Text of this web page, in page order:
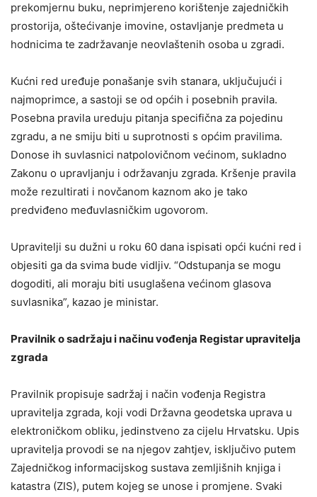
prekomjernu buku, neprimjereno korištenje zajedničkih
prostorija, oštećivanje imovine, ostavljanje predmeta u
hodnicima te zadržavanje neovlaštenih osoba u zgradi.
Kućni red uređuje ponašanje svih stanara, uključujući i
najmoprimce, a sastoji se od općih i posebnih pravila.
Posebna pravila ureduju pitanja specifična za pojedinu
zgradu, a ne smiju biti u suprotnosti s općim pravilima.
Donose ih suvlasnici natpolovičnom većinom, sukladno
Zakonu o upravljanju i održavanju zgrada. Kršenje pravila
može rezultirati i novčanom kaznom ako je tako
predviđeno međuvlasničkim ugovorom.
Upravitelji su dužni u roku 60 dana ispisati opći kućni red i
objesiti ga da svima bude vidljiv. “Odstupanja se mogu
dogoditi, ali moraju biti usuglašena većinom glasova
suvlasnika”, kazao je ministar.
Pravilnik o sadržaju i načinu vođenja Registar upravitelja
zgrada
Pravilnik propisuje sadržaj i način vođenja Registra
upravitelja zgrada, koji vodi Državna geodetska uprava u
elektroničkom obliku, jedinstveno za cijelu Hrvatsku. Upis
upravitelja provodi se na njegov zahtjev, isključivo putem
Zajedničkog informacijskog sustava zemljišnih knjiga i
katastra (ZIS), putem kojeg se unose i promjene. Svaki